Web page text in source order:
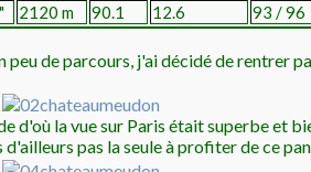
2120 m 90.1 12.6 93 / 96
peu de parcours, j'ai décidé de rentrer
d'où la vue sur Paris était superbe et
d'ailleurs pas la seule à profiter de ce